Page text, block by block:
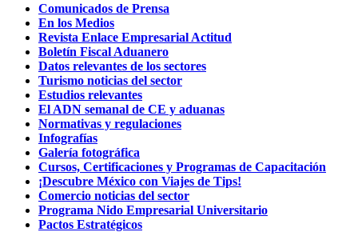
Comunicados de Prensa
En los Medios
Revista Enlace Empresarial Actitud
Boletín Fiscal Aduanero
Datos relevantes de los sectores
Turismo noticias del sector
Estudios relevantes
El ADN semanal de CE y aduanas
Normativas y regulaciones
Infografías
Galería fotográfica
Cursos, Certificaciones y Programas de Capacitación
¡Descubre México con Viajes de Tips!
Comercio noticias del sector
Programa Nido Empresarial Universitario
Pactos Estratégicos